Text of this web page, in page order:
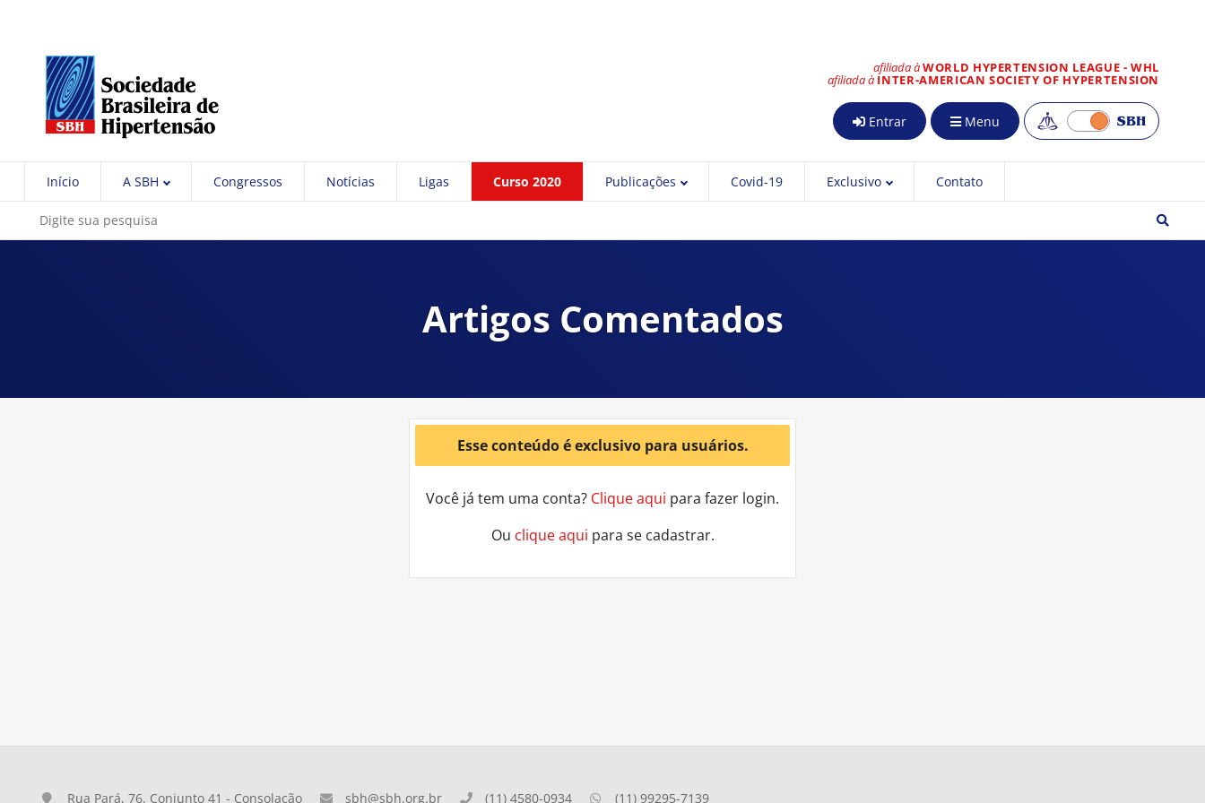
afiliada àWORLD HYPERTENSION LEAGUE - WHL
afiliada à INTER-AMERICAN SOCIETY OF HYPERTENSION
Entrar Menu
Início A SBH Congressos Notícias Ligas Curso 2020 Publicações Covid-19 Exclusivo Contato
Artigos Comentados
Esse conteúdo é exclusivo para usuários.
Você já tem uma conta? Clique aqui para fazer login.
Ou clique aqui para se cadastrar.
Rua Pará, 76, Conjunto 41 - Consolação sbh@sbh.org.br (11) 4580-0934 (11) 99295-7139